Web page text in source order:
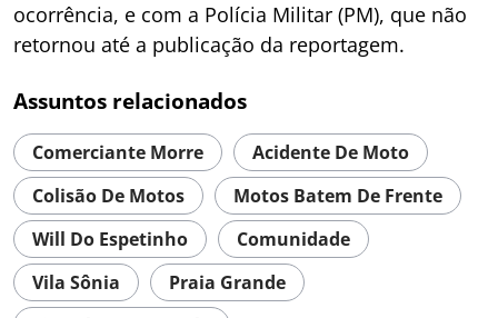
ocorrência, e com a Polícia Militar (PM), que não
retornou até a publicação da reportagem.
Assuntos relacionados
Comerciante Morre
Acidente De Moto
Colisão De Motos
Motos Batem De Frente
Will Do Espetinho
Comunidade
Vila Sônia
Praia Grande